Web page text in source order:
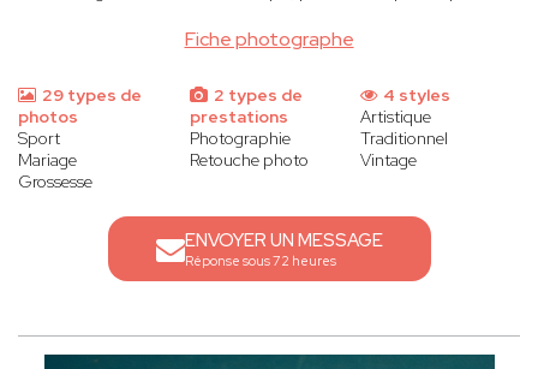
Fiche photographe
29 types de
photos
Sport
Mariage
Grossesse
2 types de
prestations
Photographie
Retouche photo
4 styles
Artistique
Traditionnel
Vintage
ENVOYER UN MESSAGE
Réponse sous 72 heures